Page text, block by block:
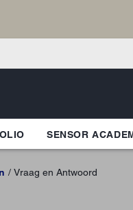
SENSOR
Vraag en Antwoord